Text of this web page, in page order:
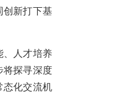
创新打下基
、人才培养
将探寻深度
态化交流机